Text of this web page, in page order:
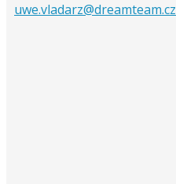
uwe.vladarz@dreamteam.cz